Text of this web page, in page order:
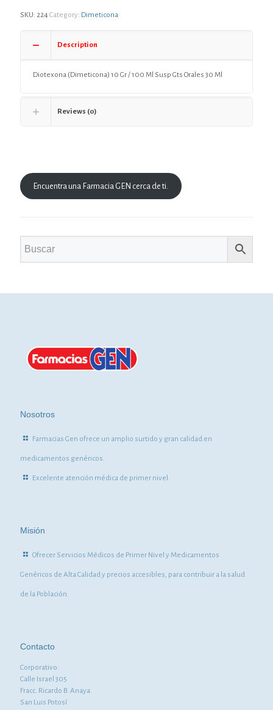
SKU: 224Category: Dimeticona
Description
Diotexona (Dimeticona) 10 Gr / 100 Ml Susp Gts Orales 30 Ml
Reviews (0)
Encuentra una Farmacia GEN cerca de ti.
Nosotros
Farmacias Gen ofrece un amplio surtido y gran calidad en
medicamentos genéricos.
Excelente atención médica de primer nivel.
Misión
Ofrecer Servicios Médicos de Primer Nivel y Medicamentos
Genéricos de Alta Calidad y precios accesibles, para contribuir a la salud
de la Población.
Contacto
Corporativo:
Calle Israel 305
Fracc. Ricardo B. Anaya.
San Luis Potosí